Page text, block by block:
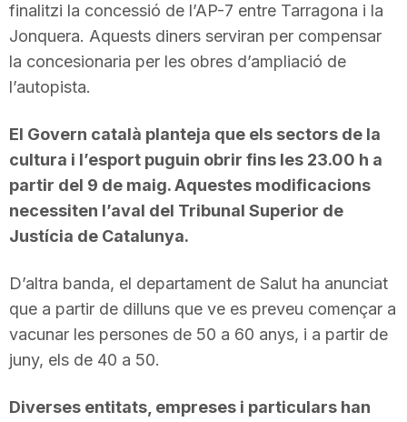
a
g
o
n
finalitzi la concessió de l’AP-7 entre Tarragona i la
Jonquera. Aquests diners serviran per compensar
la concesionaria per les obres d’ampliació de
l’autopista.
El Govern català planteja que els sectors de la
cultura i l’esport puguin obrir fins les 23.00 h a
partir del 9 de maig. Aquestes modificacions
necessiten l’aval del Tribunal Superior de
Justícia de Catalunya.
D’altra banda, el departament de Salut ha anunciat
que a partir de dilluns que ve es preveu començar a
vacunar les persones de 50 a 60 anys, i a partir de
juny, els de 40 a 50.
Diverses entitats, empreses i particulars han